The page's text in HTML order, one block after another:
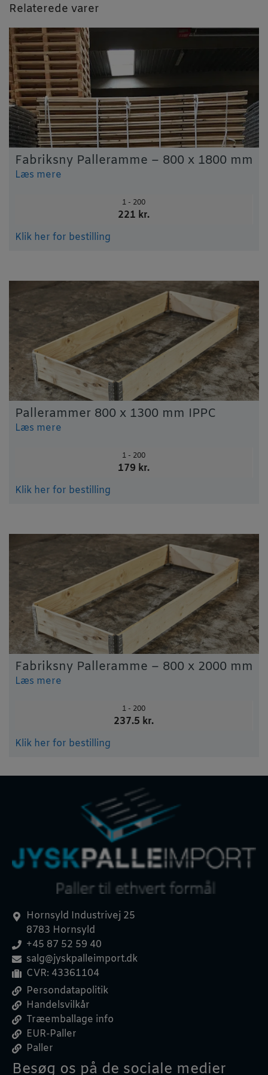
Relaterede varer
Fabriksny Palleramme – 800 x 1800 mm
Læs mere
1 - 200
221 kr.
Klik her for bestilling
Pallerammer 800 x 1300 mm IPPC
Læs mere
1 - 200
179 kr.
Klik her for bestilling
Fabriksny Palleramme – 800 x 2000 mm
Læs mere
1 - 200
237.5 kr.
Klik her for bestilling
Hornsyld Industrivej 25
8783 Hornsyld
+45 87 52 59 40
salg@jyskpalleimport.dk
CVR: 43361104
Persondatapolitik
Handelsvilkår
Træemballage info
EUR-Paller
Paller
Besøg os på de sociale medier